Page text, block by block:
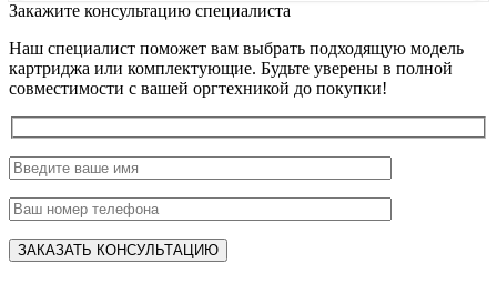
Закажите консультацию специалиста
Наш специалист поможет вам выбрать подходящую модель
картриджа или комплектующие. Будьте уверены в полной
совместимости с вашей оргтехникой до покупки!